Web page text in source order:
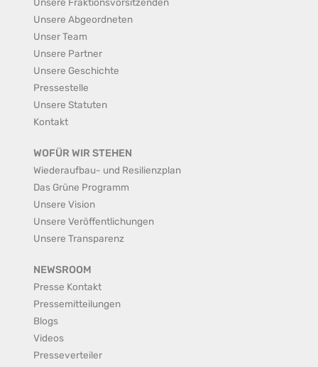
Unsere Abgeordneten
Unser Team
Unsere Partner
Unsere Geschichte
Pressestelle
Unsere Statuten
Kontakt
WOFÜR WIR STEHEN
Wiederaufbau- und Resilienzplan
Das Grüne Programm
Unsere Vision
Unsere Veröffentlichungen
Unsere Transparenz
NEWSROOM
Presse Kontakt
Pressemitteilungen
Blogs
Videos
Presseverteiler